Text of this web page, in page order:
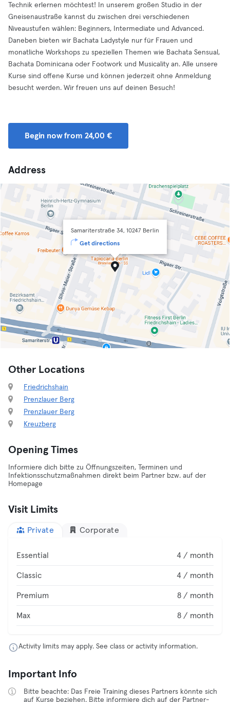
Technik erlernen möchtest! In unserem großen Studio in der
Gneisenaustraße kannst du zwischen drei verschiedenen
Niveaustufen wählen: Beginners, Intermediate und Advanced.
Daneben bieten wir Bachata Ladystyle nur für Frauen und
monatliche Workshops zu speziellen Themen wie Bachata Sensual,
Bachata Dominicana oder Footwork und Musicality an. Alle unsere
Kurse sind offene Kurse und können jederzeit ohne Anmeldung
besucht werden. Wir freuen uns auf deinen Besuch!
Begin now from 24,00 €
Address
Samariterstraße 34, 10247 Berlin
Get directions
Other Locations
Friedrichshain
Prenzlauer Berg
Prenzlauer Berg
Kreuzberg
Opening Times
Informiere dich bitte zu Öffnungszeiten, Terminen und
Infektionsschutzmaßnahmen direkt beim Partner bzw. auf der
Homepage
Visit Limits
Private Corporate
Essential 4 / month
Classic 4 / month
Premium 8 / month
Max 8 / month
Activity limits may apply. See class or activity information.
Important Info
Bitte beachte: Das Freie Training dieses Partners könnte sich
auf Kurse beziehen. Bitte informiere dich auf der Partner-